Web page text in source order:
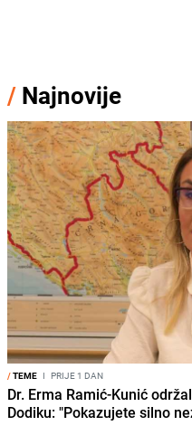
/ Najnovije
/TEME I PRIJE 1 DAN
Dr. Erma Ramić-Kunić
Dodiku: "Pokazujete silno